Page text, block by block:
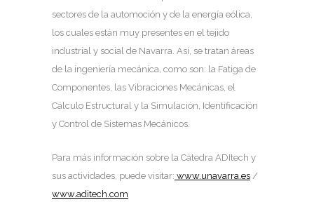
sectores de la automoción y de la energía eólica,
los cuales están muy presentes en el tejido
industrial y social de Navarra. Así, se tratan áreas
de la ingeniería mecánica, como son: la Fatiga de
Componentes, las Vibraciones Mecánicas, el
Cálculo Estructural y la Simulación, Identificación
y Control de Sistemas Mecánicos.
Para más información sobre la Cátedra ADItech y
sus actividades, puede visitar: www.unavarra.es /
www.aditech.com